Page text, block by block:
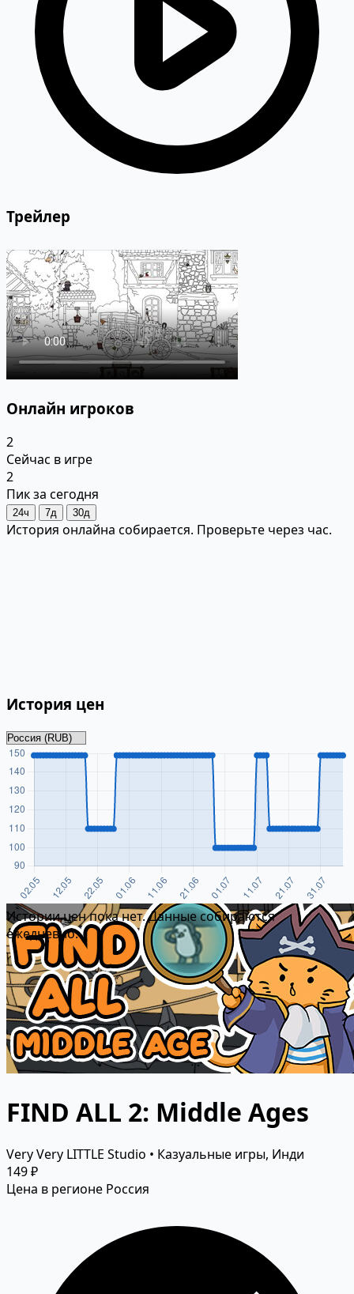
Трейлер
Онлайн игроков
2
Сейчас в игре
2
Пик за сегодня
24ч 7д 30д
История онлайна собирается. Проверьте через час.
История цен
Истории цен пока нет. Данные собираются
ежедневно.
FIND ALL 2: Middle Ages
Very Very LITTLE Studio • Казуальные игры, Инди
149 ₽
Цена в регионе Россия